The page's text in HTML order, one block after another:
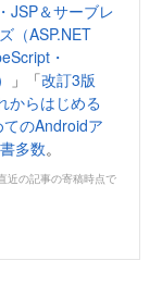
JSP＆サーブレ
（ASP.NET
・
」「改訂3版
からはじめる
てのAndroidア
多数。
近の記事の寄稿時点で